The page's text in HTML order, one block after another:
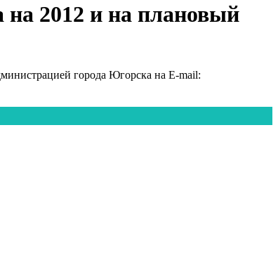
на 2012 и на плановый
города Югорска на E-mail: